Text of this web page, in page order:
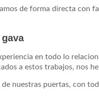
de forma directa con
en todo lo
a estos trabajos, nos
nuestras puertas, con